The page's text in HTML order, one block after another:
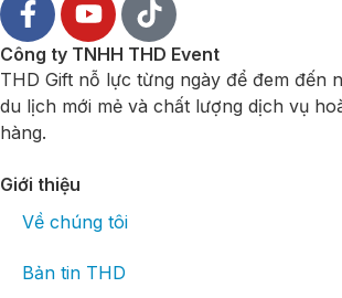
Công ty TNHH THD Event
THD Gift nỗ lực từng ngày để đem đến
du lịch mới mẻ và chất lượng dịch vụ
hàng.
Giới thiệu
Về chúng tôi
Bản tin THD